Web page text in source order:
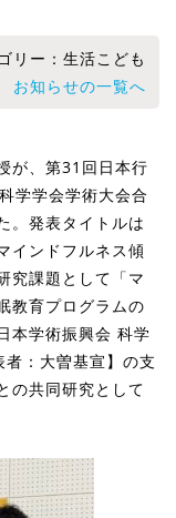
リー：生活こども
お知らせの一覧へ
が、第31回日本行
学学会学術大会合
。発表タイトルは
インドフルネス傾
究課題として 「マ
教育プログラムの
本学術振興会 科学
： 大曽基宣 】の支
の共同研究として